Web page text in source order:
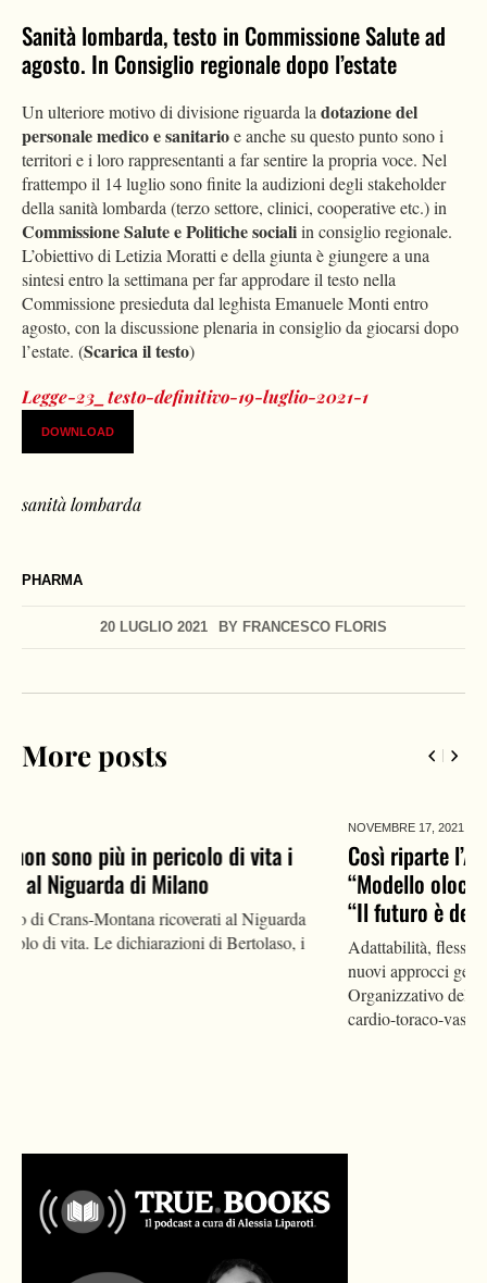
PHARMA
20 LUGLIO 2021 BY FRANCESCO FLORIS
Sanità lombarda, testo in Commissione Salute ad
agosto. In Consiglio regionale dopo l’estate
Un ulteriore motivo di divisione riguarda la dotazione del
personale medicoe sanitarioe anche su questo punto sono i
territori e i loro rappresentanti a far sentire la propria voce. Nel
frattempo il 14 luglio sono finite la audizioni degli stakeholder
della sanità lombarda (terzo settore, clinici, cooperative etc.) in
Commissione Salute e Politiche socialiin consiglio regionale.
L’obiettivo di Letizia Moratti e della giunta è giungere a una
sintesi entro la settimana per far approdare il testo nella
Commissione presieduta dal leghista Emanuele Monti entro
agosto, con la discussione plenaria in consiglio da giocarsi dopo
l’estate. (Scarica il testo)
Legge-23_testo-definitivo-19-luglio-2021-1
DOWNLOAD
sanità lombarda
More posts
Così riparte l’Asst Sette Laghi. Il DG Bonelli:
“Modello olocratico post emergenza”. Castiglioni:
“Il futuro è della sala ibrida”
Adattabilità, flessibilità e innovazione. Ma anche l'adozione di
nuovi approcci gestionali: l'Asst Sette Laghi riparte dal Piano
Organizzativo del DG Bonelli e con un nuovo Dipartimento